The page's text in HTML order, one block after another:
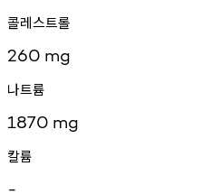
콜레스트롤
260 mg
나트륨
1870 mg
칼륨
-